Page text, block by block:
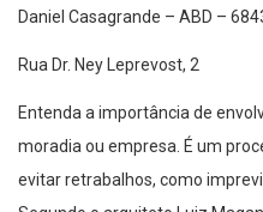
Daniel Casagrande – ABD –
Rua Dr. Ney Leprevost, 2
Entenda a importância de
moradia ou empresa. É um
evitar retrabalhos, como